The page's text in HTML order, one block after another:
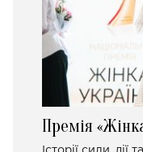
Премія